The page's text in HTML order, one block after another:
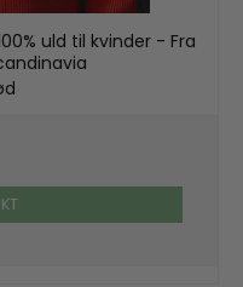
uld til kvinder - Fra